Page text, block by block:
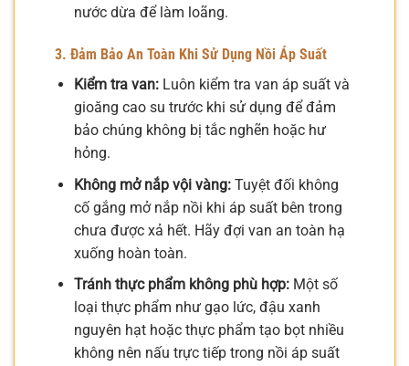
nước dừa để làm loãng.
3. Đảm Bảo An Toàn Khi Sử Dụng Nồi Áp Suất
Kiểm tra van:Luôn kiểm tra van áp suất và
gioăng cao su trước khi sử dụng để đảm
bảo chúng không bị tắc nghẽn hoặc hư
hỏng.
Không mở nắp vội vàng:Tuyệt đối không
cố gắng mở nắp nồi khi áp suất bên trong
chưa được xả hết. Hãy đợi van an toàn hạ
xuống hoàn toàn.
Tránh thực phẩm không phù hợp:Một số
loại thực phẩm như gạo lức, đậu xanh
nguyên hạt hoặc thực phẩm tạo bọt nhiều
không nên nấu trực tiếp trong nồi áp suất